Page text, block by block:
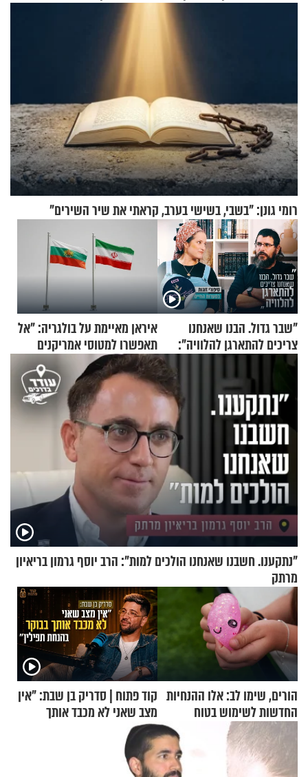
התקיפות בעומק רוסיה
רומי גונן: "בשבי, בשישי בערב, קראתי את שיר השירים"
"שבר גדול. הבנו שאנחנו
צריכים להתארגן להלוויה":
זוגיות במבחן, הפעם עם מרים
איראן מאיימת על בולגריה: "אל
תאפשרו למטוסי אמריקנים
להמריא מהשטח שלכם"
"נתקענו. חשבנו שאנחנו הולכים למות": הרב יוסף גרמון בריאיון
מרתק
הורים, שימו לב: אלו ההנחיות
החדשות לשימוש בטוח
בסקווישי לאחר מקרי אשפוז
קוד פתוח | סדריק בן שבת: "אין
מצב שאני לא מכבד אותך
בבוקר בהנחת תפילין"